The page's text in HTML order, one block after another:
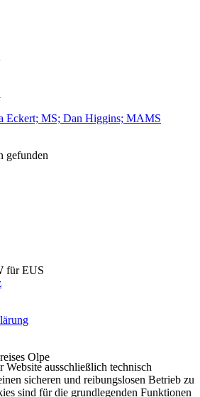
gefunden
Olpe
Website ausschließlich technisch
sicheren und reibungslosen Betrieb zu
sind für die grundlegenden Funktionen